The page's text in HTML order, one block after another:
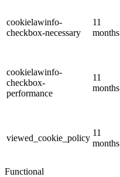
cookielawinfo-
checkbox-necessary
11
months
cookielawinfo-
checkbox-
performance
11
months
viewed_cookie_policy
11
months
Functional